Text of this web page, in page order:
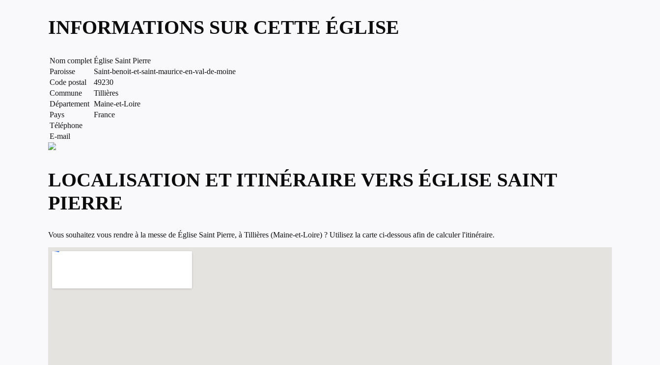
INFORMATIONS SUR CETTE ÉGLISE
Nom complet Église Saint Pierre
Paroisse
Saint-benoit-et-saint-maurice-en-val-de-moine
Code postal
49230
Commune
Tillières
Département Maine-et-Loire
Pays
France
Téléphone
E-mail
LOCALISATION ET ITINÉRAIRE VERS ÉGLISE SAINT
PIERRE
Vous souhaitez vous rendre à la messe de Église Saint Pierre, à Tillières (Maine-et-Loire) ? Utilisez la carte ci-dessous afin de calculer l'itinéraire.